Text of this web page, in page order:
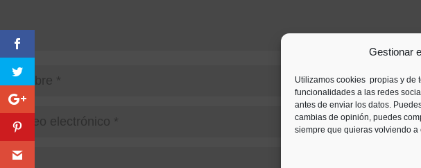
Gestionar
Utilizamos cookies propias y de
funcionalidades a las redes
antes de enviar los datos.
cambias de opinión, puedes
siempre que quieras volviendo